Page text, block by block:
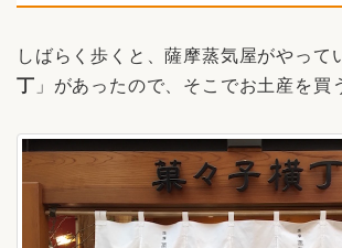
しばらく歩くと、薩摩蒸気屋がやって
丁 」があったので、そこでお土産を買